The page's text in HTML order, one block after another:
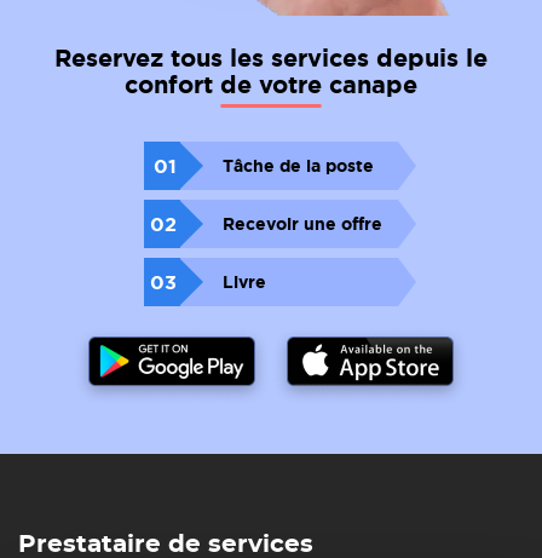
Reservez tous les services depuis le
confort de votre canape
01 Tâche de la poste
02 Recevoir une offre
03 Livre
Prestataire de services